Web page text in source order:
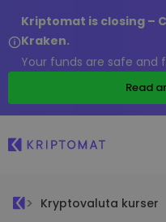
Kriptomat is closing –
Kraken.
Your funds are safe and
Read
Kryptovaluta kurser